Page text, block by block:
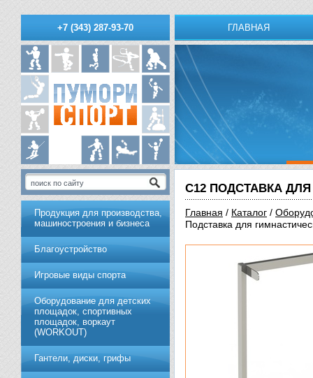
+7 (343) 287-93-70 ГЛАВНАЯ
С12 ПОДСТАВКА
Главная / Каталог /
Подставка для
Продукция для производства,
машиностроения и бизнеса
Благоустройство
Игровые виды спорта
Оборудование для детских
площадок, спортивных
площадок, воркаут
(WORKOUT)
Гантели, диски, грифы